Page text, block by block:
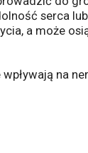
serca
a może
na